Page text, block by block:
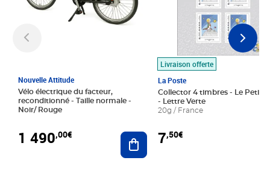
Nouvelle Attitude
Vélo électrique du facteur,
reconditionné - Taille normale -
Noir/ Rouge
1 490,00€ Ajouter au panier
Livraison offerte
La Poste
Collector 4 timbres - Le Petit
- Lettre Verte
20g / France
7,50€